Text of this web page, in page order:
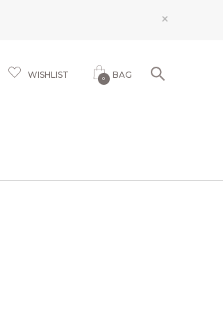
×
WISHLIST 0 BAG